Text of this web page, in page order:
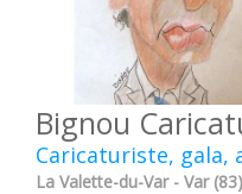
Bignou
Caricaturiste, gala,
La Valette-du-Var - Var (83)